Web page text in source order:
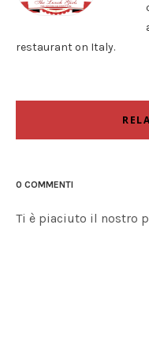
restaurant on Italy.
0 COMMENTI
Ti è piaciuto il nostro